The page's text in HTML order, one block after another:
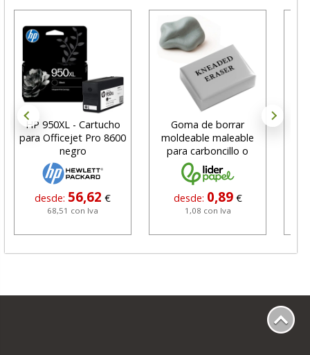
HP 950XL - Cartucho
para Officejet Pro 8600
negro
desde: 56,62 €
68,51 con Iva
Goma de borrar
moldeable maleable
para carboncillo o
grafito
desde: 0,89 €
1,08 con Iva